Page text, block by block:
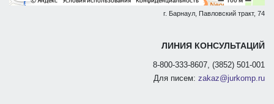
г. Барнаул, Павловский тракт, 74
ЛИНИЯ КОНСУЛЬТАЦИЙ
8-800-333-8607, (3852) 501-001
Для писем: zakaz@jurkomp.ru